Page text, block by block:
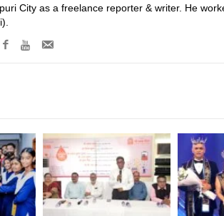
City as a freelance reporter & writer. He